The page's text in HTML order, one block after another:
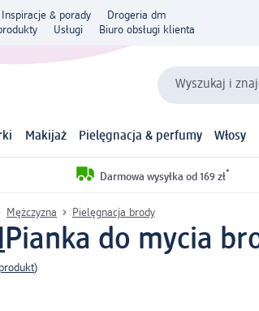
Inspiracje & porady
Drogeria dm
Usługi Biuro obsługi klienta
Wyszukaj i
Makijaż Pielęgnacja & perfumy Włosy
Darmowa wysyłka od 169 zł*
Mężczyzna Pielęgnacja brody
Pianka do mycia
)